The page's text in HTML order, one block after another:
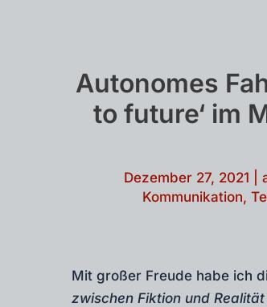
Autonomes
to future‘ im
Dezember 27, 2021
Kommunikation,
Mit großer Freude habe ich
zwischen Fiktion und Realität